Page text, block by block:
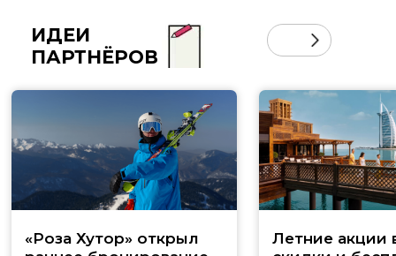
ИДЕИ
ПАРТНЁРОВ
«Роза Хутор» открыл
Летние акции